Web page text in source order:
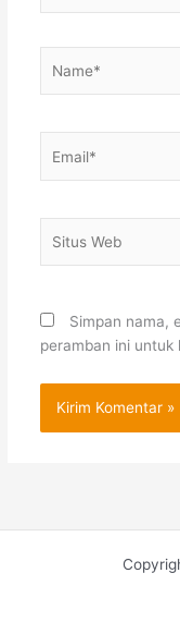
Web
Simpan nama,
peramban ini